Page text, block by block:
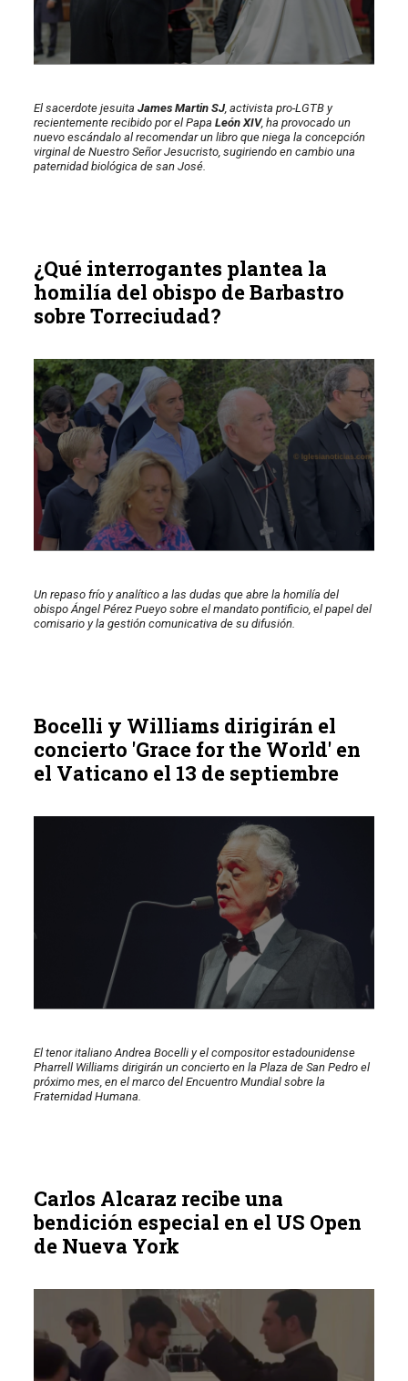
El sacerdote jesuita James Martin SJ, activista pro-LGTB y
recientemente recibido por el Papa León XIV, ha provocado un
nuevo escándalo al recomendar un libro que niega la concepción
virginal de Nuestro Señor Jesucristo, sugiriendo en cambio una
paternidad biológica de san José.
¿Qué interrogantes plantea la
homilía del obispo de Barbastro
sobre Torreciudad?
Un repaso frío y analítico a las dudas que abre la homilía del
obispo Ángel Pérez Pueyo sobre el mandato pontificio, el papel del
comisario y la gestión comunicativa de su difusión.
Bocelli y Williams dirigirán el
concierto 'Grace for the World' en
el Vaticano el 13 de septiembre
El tenor italiano Andrea Bocelli y el compositor estadounidense
Pharrell Williams dirigirán un concierto en la Plaza de San Pedro el
próximo mes, en el marco del Encuentro Mundial sobre la
Fraternidad Humana.
Carlos Alcaraz recibe una
bendición especial en el US Open
de Nueva York